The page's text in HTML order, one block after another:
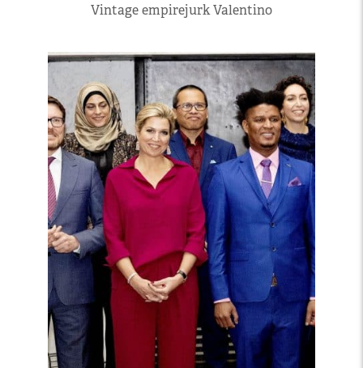
Vintage empirejurk Valentino